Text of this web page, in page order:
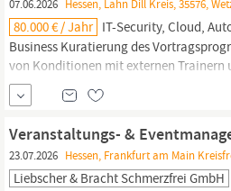
und...
07.06.2026 Hessen, Lahn Dill Kreis, 35576,
80.000 € / Jahr IT-Security, Cloud,
Business Kuratierung des
von Konditionen mit externen Trainern
Koordination und Abstimmung mit
und Eventmanagern
zur
Weiterentwicklung und Pflege der E-
Veranstaltungs- &
23.07.2026 Hessen, Frankfurt am Main
Liebscher & Bracht Schmerzfrei GmbH